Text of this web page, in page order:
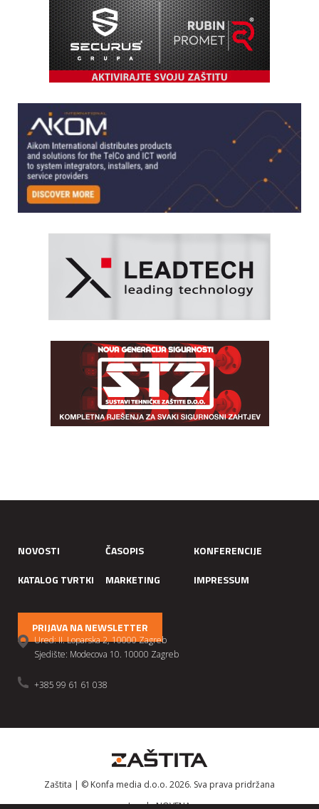
NOVOSTI ČASOPIS
KONFERENCIJE
KATALOG TVRTKI
MARKETING IMPRESSUM
PRIJAVA NA NEWSLETTER
Ured: II. Loparska 2, 10000 Zagreb
Sjedište: Modecova 10. 10000 Zagreb
+385 99 61 61 038
Zaštita | © Konfa media d.o.o. 2026. Sva prava pridržana
IzradaNOVENA